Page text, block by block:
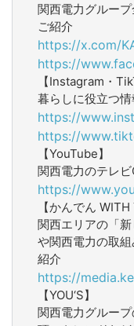
関西電力グルー
ご紹介
https://x.com/
https://
【Instagram・
暮らしに役立つ
https://
https://
【YouTube】
関西電力のテレ
https://
【かんでん WITH
関西エリアの「
や関西電力の取
紹介
https://
【YOU‘S】
関西電力グルー